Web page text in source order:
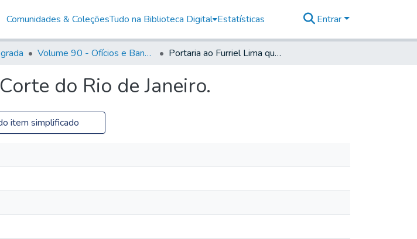
Comunidades & ColeçõesTudo na Biblioteca Digital Estatísticas Entrar
Volume 90 - Ofícios e Bandos do Capitão General, Conde de Palma, aos funcionários da Capitania (1814- 1817) Portaria ao Furriel Lima que vai a Corte do Rio de Janeiro.
do Rio de Janeiro.
item simplificado